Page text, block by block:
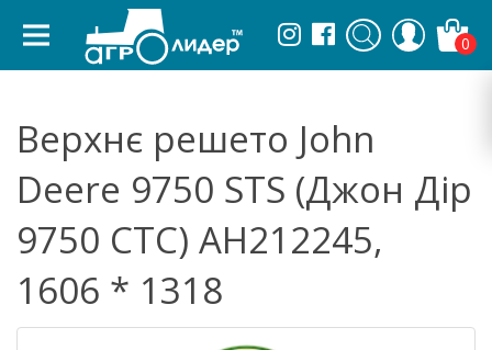
0
Верхнє решето John
Deere 9750 STS (Джон Дір
9750 СТС) AH212245,
1606 * 1318